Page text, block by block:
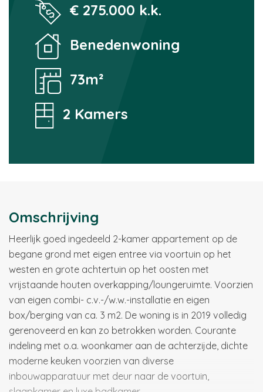
€ 275.000 k.k.
Benedenwoning
73m²
2 Kamers
Omschrijving
Heerlijk goed ingedeeld 2-kamer appartement op de
begane grond met eigen entree via voortuin op het
westen en grote achtertuin op het oosten met
vrijstaande houten overkapping/loungeruimte. Voorzien
van eigen combi- c.v.-/w.w.-installatie en eigen
box/berging van ca. 3 m2. De woning is in 2019 volledig
gerenoveerd en kan zo betrokken worden. Courante
indeling met o.a. woonkamer aan de achterzijde, dichte
moderne keuken voorzien van diverse
inbouwapparatuur met deur naar de voortuin,